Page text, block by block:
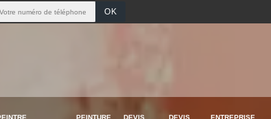
PEINTURE
DEVIS
DEVIS
ENTREPRISE